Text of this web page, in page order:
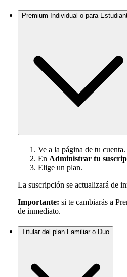
Premium Individual o para
Ve a la página de tu cuenta.
En Administrar tu
Elige un plan.
La suscripción se actualizará de
Importante: si te cambiarás a
de inmediato.
Titular del plan Familiar o Duo